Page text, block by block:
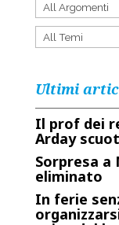
Ultimi
Il prof dei
Arday
Sorpresa a
eliminato
In ferie